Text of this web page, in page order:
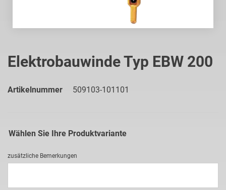
Elektrobauwinde Typ EBW 200
Artikelnummer 509103-101101
Wählen Sie Ihre Produktvariante
zusätzliche Bemerkungen
Anfang
der
springen